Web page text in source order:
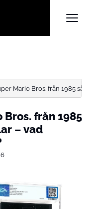
Mario Bros. från 1985 såld
från 1985
– vad